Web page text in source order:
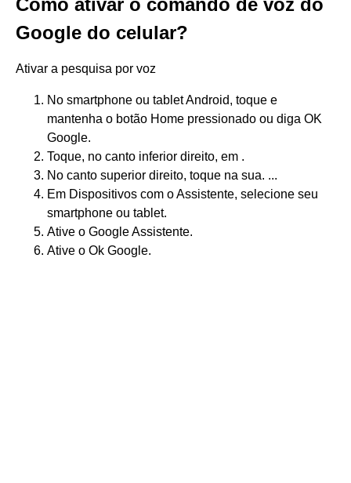
Como ativar o comando de voz do
Google do celular?
Ativar a pesquisa por voz
No smartphone ou tablet Android, toque e
mantenha o botão Home pressionado ou diga OK
Google.
Toque, no canto inferior direito, em .
No canto superior direito, toque na sua. ...
Em Dispositivos com o Assistente, selecione seu
smartphone ou tablet.
Ative o Google Assistente.
Ative o Ok Google.